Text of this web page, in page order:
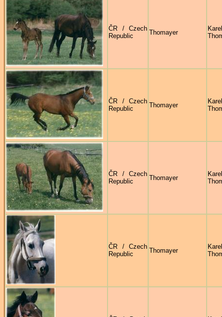
ČR / Czech
Republic
Thomayer
Karel
ČR / Czech
Republic
Thomayer
Karel
ČR / Czech
Republic
Thomayer
Karel
ČR / Czech
Republic
Thomayer
Karel